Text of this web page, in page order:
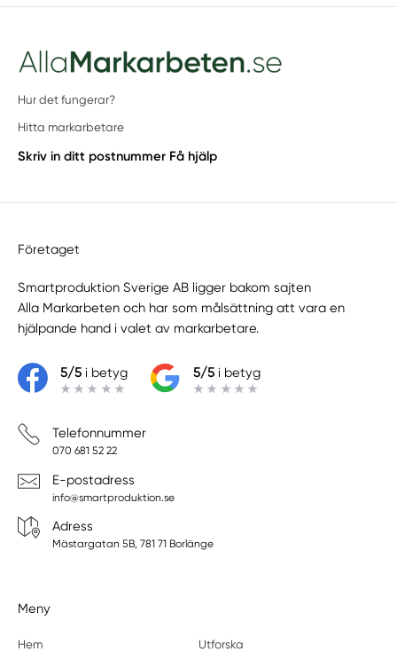
Hur det fungerar?
Hitta markarbetare
Skriv in ditt postnummer Få hjälp
Företaget
Smartproduktion Sverige AB ligger bakom sajten
Alla Markarbeten och har som målsättning att vara en
hjälpande hand i valet av markarbetare.
5/5i betyg 5/5i betyg
Telefonnummer
070 681 52 22
E-postadress
info@smartproduktion.se
Adress
Mästargatan 5B, 781 71 Borlänge
Meny
Hem Utforska